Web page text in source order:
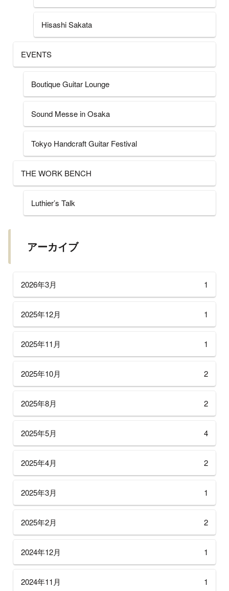
Hisashi Sakata
EVENTS
Boutique Guitar Lounge
Sound Messe in Osaka
Tokyo Handcraft Guitar Festival
THE WORK BENCH
Luthier’s Talk
アーカイブ
2026年3月 1
2025年12月 1
2025年11月 1
2025年10月 2
2025年8月 2
2025年5月 4
2025年4月 2
2025年3月 1
2025年2月 2
2024年12月 1
2024年11月 1